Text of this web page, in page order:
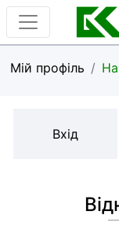
Мій профіль
Вхід